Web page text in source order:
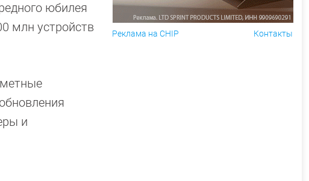
юбилея
млн устройств
и
Реклама на CHIP Контакты